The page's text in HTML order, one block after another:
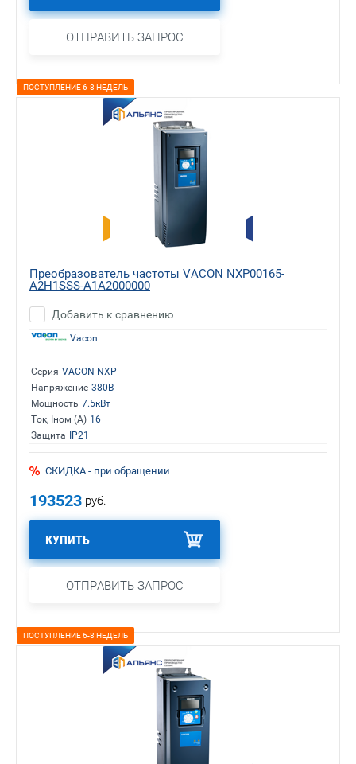
ОТПРАВИТЬ ЗАПРОС
ПОСТУПЛЕНИЕ 6-8 НЕДЕЛЬ
Преобразователь частоты VACON NXP00165-
A2H1SSS-A1A2000000
Добавить к сравнению
Vacon
Серия VACON NXP
Напряжение 380В
Мощность 7.5кВт
Ток, Iном (А) 16
Защита
IP21
СКИДКА - при обращении
193523 руб.
КУПИТЬ
ОТПРАВИТЬ ЗАПРОС
ПОСТУПЛЕНИЕ 6-8 НЕДЕЛЬ